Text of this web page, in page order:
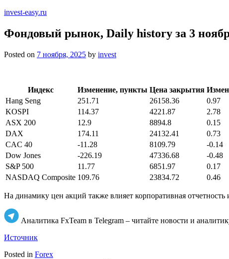
invest-easy.ru
Фондовый рынок, Daily history за 3
Posted on 7 ноября, 2025 by invest
Индекс Изменение, пункты Цена закрытия
Hang Seng
251.71 26158.36
0.97
KOSPI
114.37 4221.87
2.78
ASX 200
12.9 8894.8
0.15
DAX
174.11 24132.41
0.73
CAC 40
-11.28 8109.79
-0.14
Dow Jones
-226.19 47336.68
-0.48
S&P 500
11.77 6851.97
0.17
NASDAQ Composite 109.76 23834.72 0.46
На динамику цен акций также влияет корпоративная
Аналитика FxTeam в Telegram – читайте новости и
Источник
Posted in Forex